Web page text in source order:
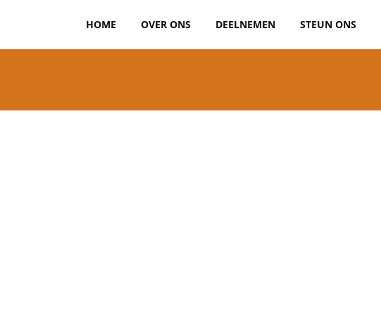
HOME OVER ONS DEELNEMEN STEUN ONS